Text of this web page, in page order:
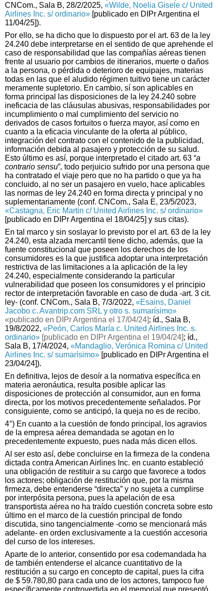
CNCom., Sala B, 28/2/2025, «Wilde, Noelia Gisele c/ United
Airlines Inc. s/ ordinario» [publicado en DIPr Argentina el
11/04/25]).
Por ello, se ha dicho que lo dispuesto por el art. 63 de la ley
24.240 debe interpretarse en el sentido de que aprehende el
caso de responsabilidad que las compañías aéreas tienen
frente al usuario por cambios de itinerarios, muerte o daños
a la persona, o pérdida o deterioro de equipajes, materias
todas en las que el aludido régimen tuitivo tiene un carácter
meramente supletorio. En cambio, sí son aplicables en
forma principal las disposiciones de la ley 24.240 sobre
ineficacia de las cláusulas abusivas, responsabilidades por
incumplimiento o mal cumplimiento del servicio no
derivados de casos fortuitos o fuerza mayor, así como en
cuanto a la eficacia vinculante de la oferta al público,
integración del contrato con el contenido de la publicidad,
información debida al pasajero y protección de su salud.
Esto último es así, porque interpretado el citado art. 63 “a
contrario sensu”, todo perjuicio sufrido por una persona que
ha contratado el viaje pero que no ha partido o que ya ha
concluido, al no ser un pasajero en vuelo, hace aplicables
las normas de ley 24.240 en forma directa y principal y no
suplementariamente (conf. CNCom., Sala E, 23/5/2023,
«Castagna, Eric Martin c/ United Airlines Inc. s/ ordinario»
[publicado en DIPr Argentina el 18/04/25] y sus citas).
En tal marco y sin soslayar lo previsto por el art. 63 de la ley
24.240, esta alzada mercantil tiene dicho, además, que la
fuente constitucional que poseen los derechos de los
consumidores es la que justifica adoptar una interpretación
restrictiva de las limitaciones a la aplicación de la ley
24.240, especialmente considerando la particular
vulnerabilidad que poseen los consumidores y el principio
rector de interpretación favorable en caso de duda -art. 3 cit.
ley- (conf. CNCom., Sala B, 7/3/2022, «Esains, Daniel
Jacobo c. Avantrip.com SRL y otro s. sumarísimo»
«publicado en DIPr Argentina el 17/04/24]; íd., Sala B,
19/8/2022, «Peón, Carlos María c. United Airlines Inc. s.
ordinario» [publicado en DIPr Argentina el 19/04/24]; íd.,
Sala B, 17/4/2024, «Mandaglio, Verónica Romina c/ United
Airlines Inc. s/ sumarísimo» [publicado en DIPr Argentina el
23/04/24]).
En definitiva, lejos de desoír a la normativa específica en
materia aeronáutica, resulta posible aplicar las
disposiciones de protección al consumidor, aun en forma
directa, por los motivos precedentemente señalados. Por
consiguiente, como se anticipó, la queja no es de recibo.
4°) En cuanto a la cuestión de fondo principal, los agravios
de la empresa aérea demandada se agotan en lo
precedentemente expuesto, pues nada más dicen ellos.
Al ser esto así, debe concluirse en la firmeza de la condena
dictada contra American Airlines Inc. en cuanto estableció
una obligación de restituir a su cargo que favorece a todos
los actores; obligación de restitución que, por la misma
firmeza, debe entenderse “directa” y no sujeta a cumplirse
por interpósita persona, pues la apelación de esa
transportista aérea no ha traído cuestión concreta sobre esto
último en el marco de la cuestión principal de fondo
discutida, sino tangencialmente -como se mencionará más
adelante- en orden exclusivamente a la cuestión accesoria
del curso de los intereses.
Aparte de lo anterior, consentido por esa codemandada ha
de también entenderse el alcance cuantitativo de la
restitución a su cargo en concepto de capital, pues la cifra
de $ 59.780,80 para cada uno de los actores, tampoco fue